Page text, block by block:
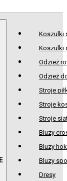
Koszulki
Koszulki
Odzież
Odzież
Stroje
Stroje
Stroje
Bluzy
Bluzy
Bluzy
Dresy